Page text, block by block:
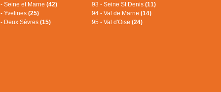
Seine et Marne (42)
Yvelines (25)
Deux Sèvres (15)
93 - Seine St Denis (11)
94 - Val de Marne (14)
95 - Val d'Oise (24)